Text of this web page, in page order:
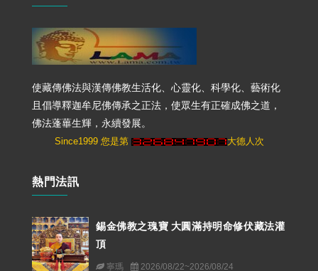
使藏傳佛法與漢傳佛教生活化、心靈化、科學化、藝術化
且倡導釋迦牟尼佛傳承之正法，使眾生有正確成佛之道，
佛法蓬蓽生輝，永續發展。
Since1999 您是第 大德人次
熱門法訊
錫金佛教之瑰寶 大圓滿持明命修伏藏法灌
頂
寧瑪 2026/08/22~2026/08/24